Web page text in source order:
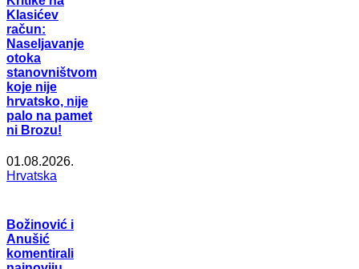
Klasićev
račun:
Naseljavanje
otoka
stanovništvom
koje nije
hrvatsko, nije
palo na pamet
ni Brozu!
01.08.2026.
Hrvatska
Božinović i
Anušić
komentirali